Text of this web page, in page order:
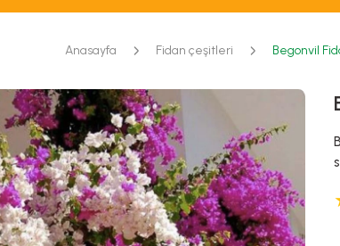
Anasayfa Fidan çeşitleri Begonvil